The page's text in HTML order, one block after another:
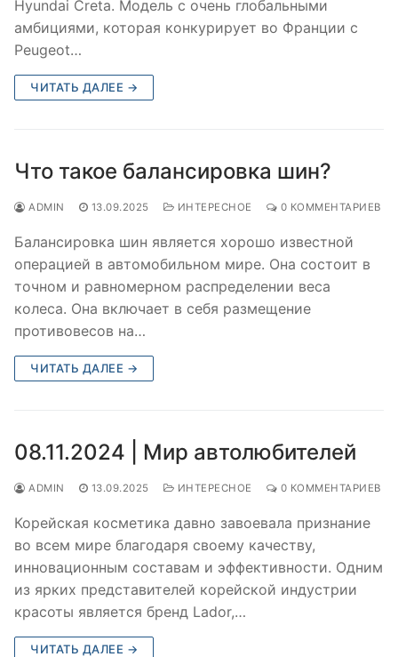
Hyundai Creta. Модель с очень глобальными
амбициями, которая конкурирует во Франции с
Peugeot…
ЧИТАТЬ ДАЛЕЕ →
Что такое балансировка шин?
ADMIN 13.09.2025 ИНТЕРЕСНОЕ 0 КОММЕНТАРИЕВ
Балансировка шин является хорошо известной
операцией в автомобильном мире. Она состоит в
точном и равномерном распределении веса
колеса. Она включает в себя размещение
противовесов на…
ЧИТАТЬ ДАЛЕЕ →
08.11.2024 | Мир автолюбителей
ADMIN 13.09.2025 ИНТЕРЕСНОЕ 0 КОММЕНТАРИЕВ
Корейская косметика давно завоевала признание
во всем мире благодаря своему качеству,
инновационным составам и эффективности. Одним
из ярких представителей корейской индустрии
красоты является бренд Lador,…
ЧИТАТЬ ДАЛЕЕ →